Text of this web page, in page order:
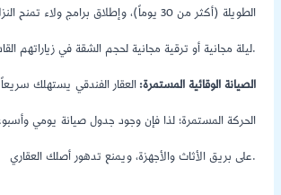
الطويلة (أكثر من 30 يوماً)، وإطلاق برامج ولاء تمنح
ليلة مجانية أو ترقية مجانية لحجم الشقة في زياراتهم القادمة.
الصيانة الوقائية المستمرة: العقار الفندقي يستهلك سريعاً
الحركة المستمرة؛ لذا فإن وجود جدول صيانة يومي
على بريق الأثاث والأجهزة، ويمنع تدهور أصلك العقاري.